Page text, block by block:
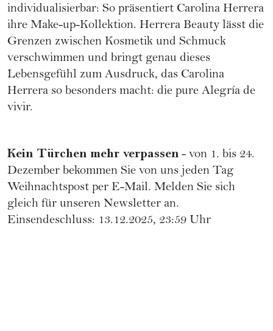
individualisierbar: So präsentiert Carolina Herrera
ihre Make-up-Kollektion. Herrera Beauty lässt die
Grenzen zwischen Kosmetik und Schmuck
verschwimmen und bringt genau dieses
Lebensgefühl zum Ausdruck, das Carolina
Herrera so besonders macht: die pure Alegría de
vivir.
Kein Türchen mehr verpassen - von 1. bis 24.
Dezember bekommen Sie von uns jeden Tag
Weihnachtspost per E-Mail. Melden Sie sich
gleich für unseren Newsletter an.
Einsendeschluss: 13.12.2025, 23:59 Uhr